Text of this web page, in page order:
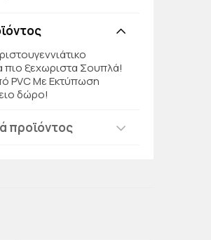
πιο ξεχωριστα Σουπλά!
PVC Με Εκτύπωση
δώρο!
προϊόντος